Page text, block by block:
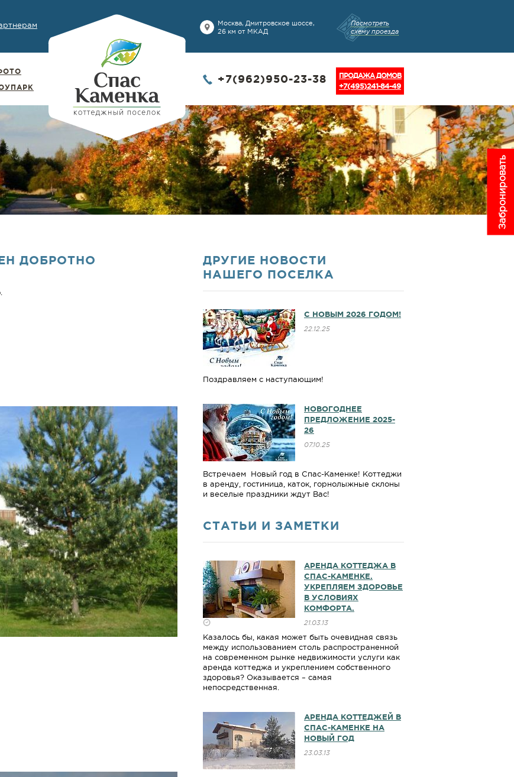
Москва, Дмитровское шоссе,
26 км от МКАД
Посмотреть
схему проезда
+7(962)950-23-38
Забронировать
ПРОДАЖА ДОМОВ
+7(495)241-84-49
ДОБРОТНО
ДРУГИЕ НОВОСТИ
НАШЕГО ПОСЕЛКА
С НОВЫМ 2026 ГОДОМ!
22.12.25
Поздравляем с наступающим!
НОВОГОДНЕЕ
ПРЕДЛОЖЕНИЕ 2025-
26
07.10.25
Встречаем Новый год в Спас-Каменке! Коттеджи
в аренду, гостиница, каток, горнолыжные склоны
и веселые праздники ждут Вас!
СТАТЬИ И ЗАМЕТКИ
АРЕНДА КОТТЕДЖА В
СПАС-КАМЕНКЕ.
УКРЕПЛЯЕМ ЗДОРОВЬЕ
В УСЛОВИЯХ
КОМФОРТА.
21.03.13
Казалось бы, какая может быть очевидная связь
между использованием столь распространенной
на современном рынке недвижимости услуги как
аренда коттеджа и укреплением собственного
здоровья? Оказывается – самая
непосредственная.
АРЕНДА КОТТЕДЖЕЙ В
СПАС-КАМЕНКЕ НА
НОВЫЙ ГОД
23.03.13